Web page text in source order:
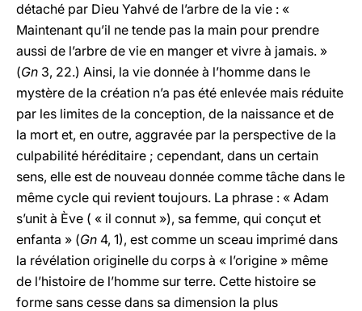
détaché par Dieu Yahvé de l’arbre de la vie : «
Maintenant qu’il ne tende pas la main pour prendre
aussi de l’arbre de vie en manger et vivre à jamais. »
(Gn 3, 22.) Ainsi, la vie donnée à l’homme dans le
mystère de la création n’a pas été enlevée mais réduite
par les limites de la conception, de la naissance et de
la mort et, en outre, aggravée par la perspective de la
culpabilité héréditaire ; cependant, dans un certain
sens, elle est de nouveau donnée comme tâche dans le
même cycle qui revient toujours. La phrase : « Adam
s’unit à Ève ( « il connut »), sa femme, qui conçut et
enfanta » (Gn 4, 1), est comme un sceau imprimé dans
la révélation originelle du corps à « l’origine » même
de l’histoire de l’homme sur terre. Cette histoire se
forme sans cesse dans sa dimension la plus